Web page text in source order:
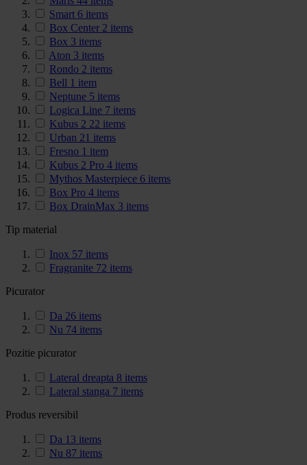
Smart 6 items
Box Center 2 items
Box 3 items
Aton 3 items
Rondo 2 items
Bell 1 item
Neptune 5 items
Logica Line 7 items
Kubus 2 22 items
Urban 21 items
Fresno 1 item
Kubus 2 Pro 4 items
Mythos Masterpiece 6 items
Box Pro 4 items
Box DrainMax 3 items
Tip material
Inox 57 items
Fragranite 72 items
Picurator
Da 26 items
Nu 74 items
Pozitie picurator
Lateral dreapta 8 items
Lateral stanga 7 items
Produs reversibil
Da 13 items
Nu 87 items